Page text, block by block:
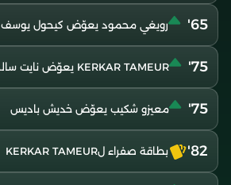
65' رويغي محمود يعوّض كيحول يوسف
75' KERKAR TAMEUR يعوّض نايت سالم ماسينيسا
75' معيزو شكيب يعوّض خديش باديس
82' بطاقة صفراء لKERKAR TAMEUR